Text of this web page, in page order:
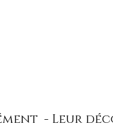
- Leur